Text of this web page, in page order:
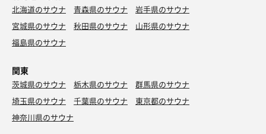
北海道のサウナ 青森県のサウナ
岩手県のサウナ
宮城県のサウナ
秋田県のサウナ
山形県のサウナ
福島県のサウナ
関東
茨城県のサウナ 栃木県のサウナ
群馬県のサウナ
埼玉県のサウナ
千葉県のサウナ
東京都のサウナ
神奈川県のサウナ